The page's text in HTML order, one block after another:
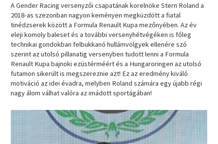
A Gender Racing versenyzői csapatának korelnöke Stern Roland a
2018-as szezonban nagyon keményen megküzdött a fiatal
tinédzserek között a Formula Renault Kupa mezőnyében. Az év
eleji komoly baleset és a további versenyhétvégéken is főleg
technikai gondokban felbukkanó hullámvölgyek ellenére szó
szerint az utolsó pillanatig versenyben tudott lenni a Formula
Renault Kupa bajnoki ezüstérméért és a Hungaroringen az utolsó
futamon sikerült is megszereznie azt! Ez az eredmény kiváló
motiváció az idei évadra, melyben Roland számára egy újabb régi
nagy álom válhat valóra az imádott sportágában!